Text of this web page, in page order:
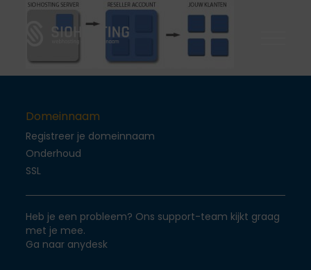
Domeinnaam
Domeinnaam
Onderhoud
Onderhoud
CMS
Joomla
Server
Dedicated server
Support
Support
FAQ
Login
Domeinnaam
Registreer je domeinnaam
Onderhoud
SSL
Heb je een probleem? Ons support-team kijkt graag
met je mee.
Ga naar anydesk